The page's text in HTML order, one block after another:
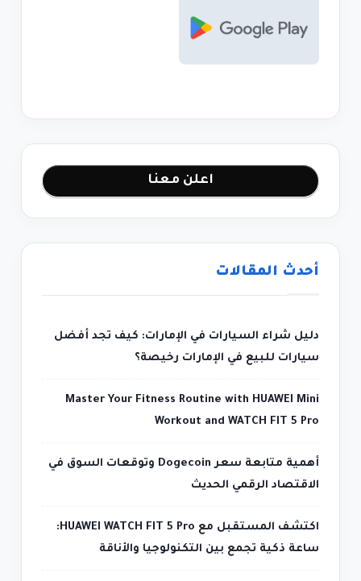
اعلن معنا
أحدث المقالات
دليل شراء السيارات في الإمارات: كيف تجد أفضل
سيارات للبيع في الإمارات رخيصة؟
Master Your Fitness Routine with HUAWEI Mini
Workout and WATCH FIT 5 Pro
أهمية متابعة سعر Dogecoin وتوقعات السوق في
الاقتصاد الرقمي الحديث
اكتشف المستقبل مع HUAWEI WATCH FIT 5 Pro:
ساعة ذكية تجمع بين التكنولوجيا والأناقة